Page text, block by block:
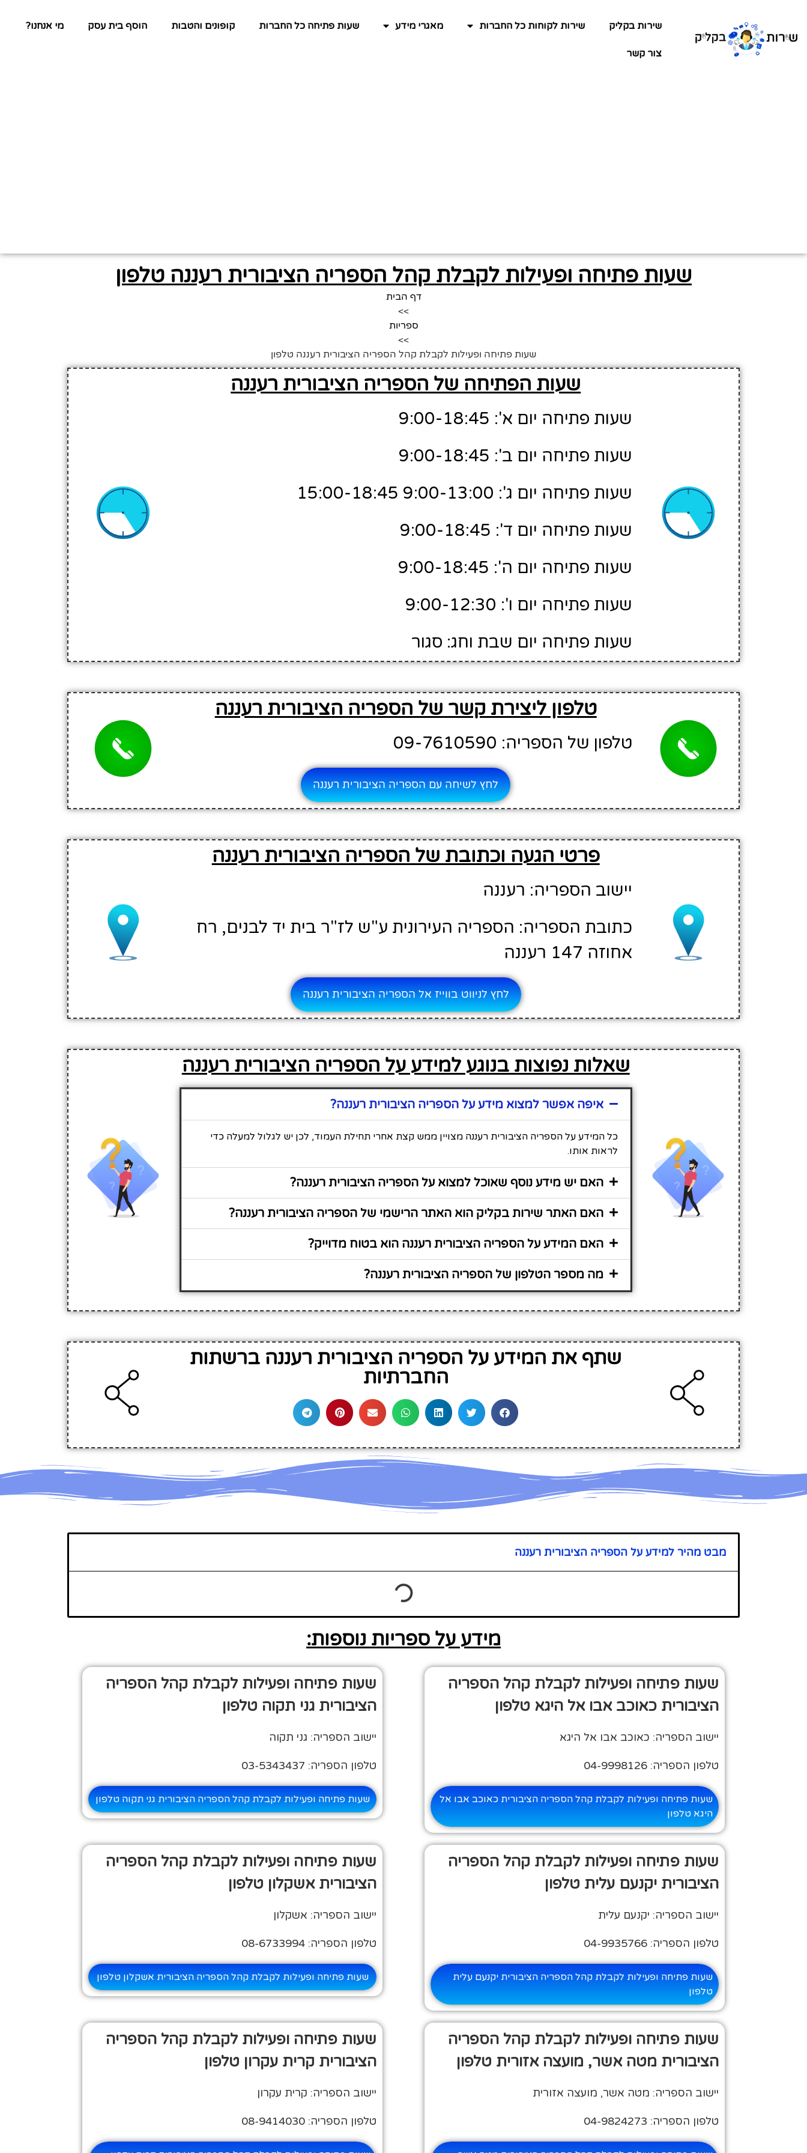
שירות בקליק שירות לקוחות כל החברות מאגרי מידע שעות פתיחה כל החברות קופונים והטבות הוסף בית עסק מי אנחנו?
צור קשר
שעות פתיחה ופעילות לקבלת קהל הספריה הציבורית רעננה טלפון
דף הבית
>>
ספריות
>>
שעות פתיחה ופעילות לקבלת קהל הספריה הציבורית רעננה טלפון
שעות הפתיחה של הספריה הציבורית רעננה
שעות פתיחה יום א': 9:00-18:45
שעות פתיחה יום ב': 9:00-18:45
שעות פתיחה יום ג': 9:00-13:00 15:00-18:45
שעות פתיחה יום ד': 9:00-18:45
שעות פתיחה יום ה': 9:00-18:45
שעות פתיחה יום ו': 9:00-12:30
שעות פתיחה יום שבת וחג: סגור
טלפון ליצירת קשר של הספריה הציבורית רעננה
טלפון של הספריה: 09-7610590
לחץ לשיחה עם הספריה הציבורית רעננה
פרטי הגעה וכתובת של הספריה הציבורית רעננה
יישוב הספריה: רעננה
כתובת הספריה: הספריה העירונית ע"ש לז"ר בית יד לבנים, רח
אחוזה 147 רעננה
לחץ לניווט בווייז אל הספריה הציבורית רעננה
שאלות נפוצות בנוגע למידע על הספריה הציבורית רעננה
איפה אפשר למצוא מידע על הספריה הציבורית רעננה?
כל המידע על הספריה הציבורית רעננה מצויין ממש קצת אחרי תחילת העמוד, לכן יש לגלול למעלה כדי
לראות אותו.
האם יש מידע נוסף שאוכל למצוא על הספריה הציבורית רעננה?
האם האתר שירות בקליק הוא האתר הרישמי של הספריה הציבורית רעננה?
האם המידע על הספריה הציבורית רעננה הוא בטוח מדוייק?
מה מספר הטלפון של הספריה הציבורית רעננה?
שתף את המידע על הספריה הציבורית רעננה ברשתות
החברתיות
מבט מהיר למידע על הספריה הציבורית רעננה
מידע על ספריות נוספות:
שעות פתיחה ופעילות לקבלת קהל הספריה
הציבורית כאוכב אבו אל היגא טלפון
יישוב הספריה: כאוכב אבו אל היגא
טלפון הספריה: 04-9998126
שעות פתיחה ופעילות לקבלת קהל הספריה הציבורית כאוכב אבו אל
היגא טלפון
שעות פתיחה ופעילות לקבלת קהל הספריה
הציבורית גני תקוה טלפון
יישוב הספריה: גני תקוה
טלפון הספריה: 03-5343437
שעות פתיחה ופעילות לקבלת קהל הספריה הציבורית גני תקוה טלפון
שעות פתיחה ופעילות לקבלת קהל הספריה
הציבורית יקנעם עלית טלפון
יישוב הספריה: יקנעם עלית
טלפון הספריה: 04-9935766
שעות פתיחה ופעילות לקבלת קהל הספריה הציבורית יקנעם עלית
טלפון
שעות פתיחה ופעילות לקבלת קהל הספריה
הציבורית אשקלון טלפון
יישוב הספריה: אשקלון
טלפון הספריה: 08-6733994
שעות פתיחה ופעילות לקבלת קהל הספריה הציבורית אשקלון טלפון
שעות פתיחה ופעילות לקבלת קהל הספריה
הציבורית מטה אשר, מועצה אזורית טלפון
יישוב הספריה: מטה אשר, מועצה אזורית
טלפון הספריה: 04-9824273
שעות פתיחה ופעילות לקבלת קהל הספריה
הציבורית קרית עקרון טלפון
יישוב הספריה: קרית עקרון
טלפון הספריה: 08-9414030